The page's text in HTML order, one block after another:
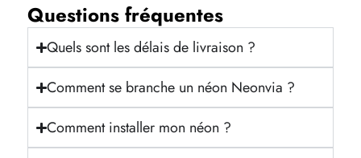
Questions fréquentes
Quels sont les délais de livraison ?
Comment se branche un néon Neonvia ?
Comment installer mon néon ?